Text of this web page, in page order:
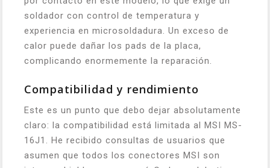
soldador con control de temperatura y
experiencia en microsoldadura. Un exceso de
calor puede dañar los pads de la placa,
complicando enormemente la reparación.
Compatibilidad y rendimiento
Este es un punto que debo dejar absolutamente
claro: la compatibilidad está limitada al MSI MS-
16J1. He recibido consultas de usuarios que
asumen que todos los conectores MSI son